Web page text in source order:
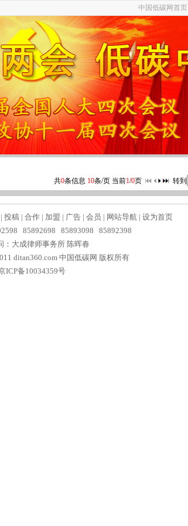
中国低碳网首页
共0条信息 10条/页 当前1/0页 转到
| 投稿 | 合作 | 加盟 | 广告 | 会员 | 网站导航 | 设为首页
85892698 85893098 85892398
：大成律师事务所 陈晖春
ditan360.com中国低碳网 版权所有
ICP备10034359号